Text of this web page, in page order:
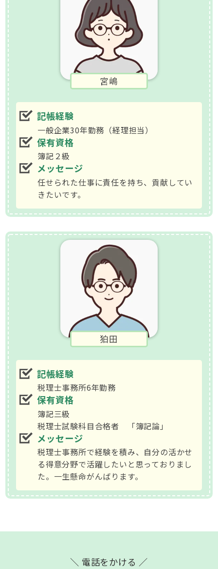
宮嶋
記帳経験
一般企業30年勤務（経理担当）
保有資格
簿記２級
メッセージ
任せられた仕事に責任を持ち、貢献してい
きたいです。
狛田
記帳経験
税理士事務所6年勤務
保有資格
簿記三級
税理士試験科目合格者 「簿記論」
メッセージ
税理士事務所で経験を積み、自分の活かせ
る得意分野で活躍したいと思っておりまし
た。一生懸命がんばります。
＼ 電話をかける ／